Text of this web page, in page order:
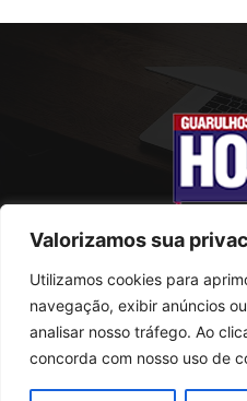
Valorizamos sua
Utilizamos cookies para
navegação, exibir anúncios
analisar nosso tráfego. Ao
concorda com nosso uso de
Rua Conselheiro